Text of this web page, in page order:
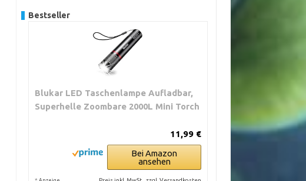
Bestseller
Blukar LED Taschenlampe Aufladbar,
Superhelle Zoombare 2000L Mini Torch
11,99 €
Bei Amazon
ansehen